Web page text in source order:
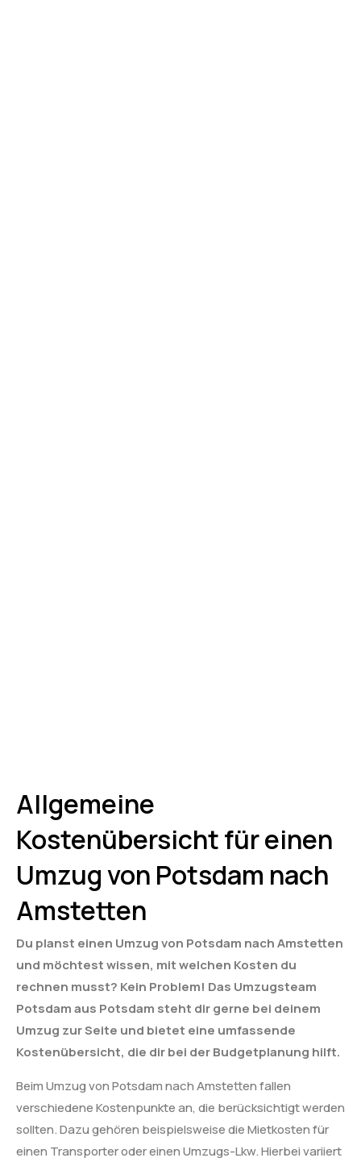
Allgemeine
Kostenübersicht für einen
Umzug von Potsdam nach
Amstetten
Du planst einen Umzug von Potsdam nach Amstetten
und möchtest wissen, mit welchen Kosten du
rechnen musst? Kein Problem! Das Umzugsteam
Potsdam aus Potsdam steht dir gerne bei deinem
Umzug zur Seite und bietet eine umfassende
Kostenübersicht, die dir bei der Budgetplanung hilft.
Beim Umzug von Potsdam nach Amstetten fallen
verschiedene Kostenpunkte an, die berücksichtigt werden
sollten. Dazu gehören beispielsweise die Mietkosten für
einen Transporter oder einen Umzugs-Lkw. Hierbei variiert